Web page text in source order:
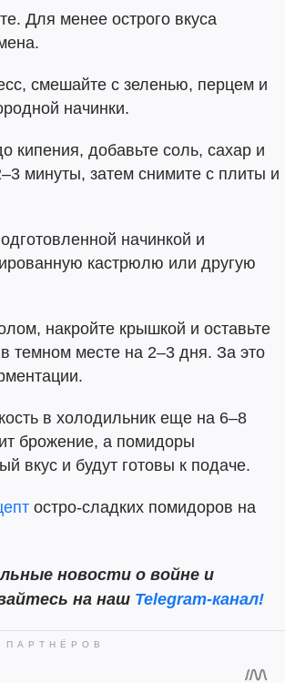
Для менее острого вкуса
смешайте с зеленью, перцем и
начинки.
кипения, добавьте соль, сахар и
минуты, затем снимите с плиты и
начинкой и
кастрюлю или другую
накройте крышкой и оставьте
темном месте на 2–3 дня. За это
в холодильник еще на 6–8
брожение, а помидоры
вкус и будут готовы к подаче.
остро-сладких помидоров на
новости о войне и
на наш Telegram-канал!